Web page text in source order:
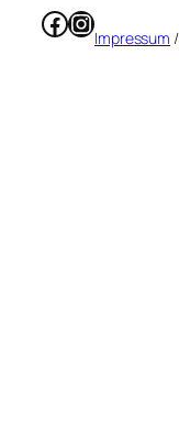
Facebook
Instagram
Impressum /